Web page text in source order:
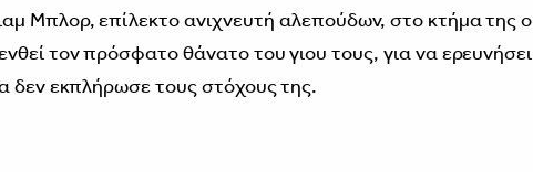
Μπλορ, επίλεκτο ανιχνευτή αλεπούδων, στο κτήμα της
τον πρόσφατο θάνατο του γιου τους, για να ερευνήσει
δεν εκπλήρωσε τους στόχους της.